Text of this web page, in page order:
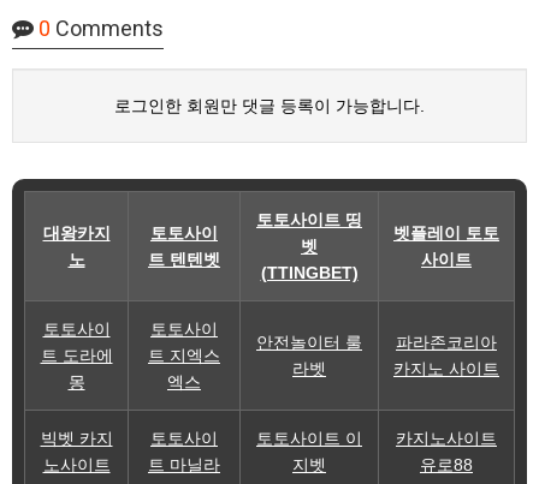
0 Comments
로그인한 회원만 댓글 등록이 가능합니다.
대왕카지
노
토토사이
트 텐텐벳
토토사이트 띵
벳
(TTINGBET)
벳플레이 토토
사이트
토토사이
트 도라에
몽
토토사이
트 지엑스
엑스
안전놀이터 룰
라벳
파라존코리아
카지노 사이트
빅벳 카지
노사이트
토토사이
트 마닐라
토토사이트 이
지벳
카지노사이트
유로88